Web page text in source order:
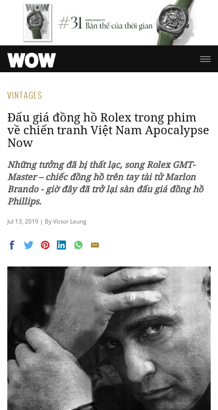
VINTAGES
Đấu giá đồng hồ Rolex trong phim
về chiến tranh Việt Nam Apocalypse
Now
Những tưởng đã bị thất lạc, song Rolex GMT-
Master – chiếc đồng hồ trên tay tài tử Marlon
Brando - giờ đây đã trở lại sàn đấu giá đồng hồ
Phillips.
Jul 13, 2019 | By Victor Leung